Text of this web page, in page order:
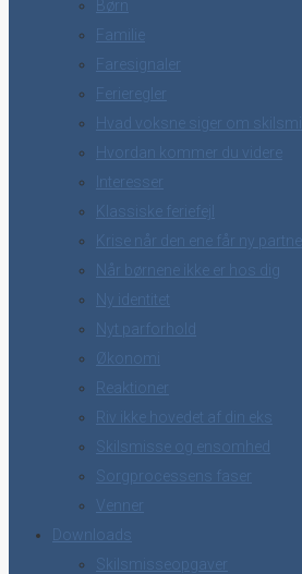
Børn
Familie
Faresignaler
Ferieregler
Hvad voksne siger om
Hvordan kommer du videre
Interesser
Klassiske feriefejl
Krise når den ene får ny
Når børnene ikke er hos dig
Ny identitet
Nyt parforhold
Økonomi
Reaktioner
Riv ikke hovedet af din eks
Skilsmisse og ensomhed
Sorgprocessens faser
Venner
Downloads
Skilsmisseopgaver